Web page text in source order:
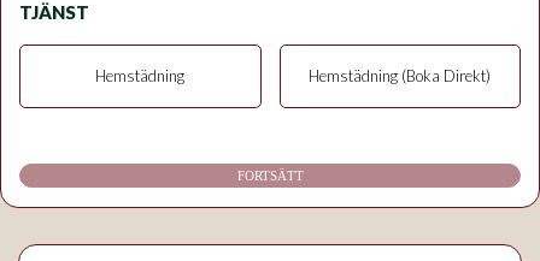
TJÄNST
Hemstädning Hemstädning (Boka Direkt)
FORTSÄTT